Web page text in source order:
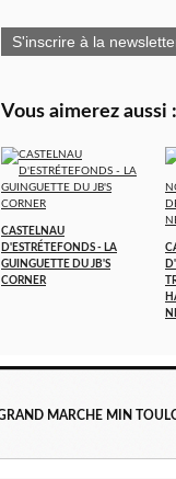
S'inscrire à la
Vous aimerez aussi :
CASTELNAU
D'ESTRÉTEFONDS - LA
GUINGUETTE DU JB'S
CORNER